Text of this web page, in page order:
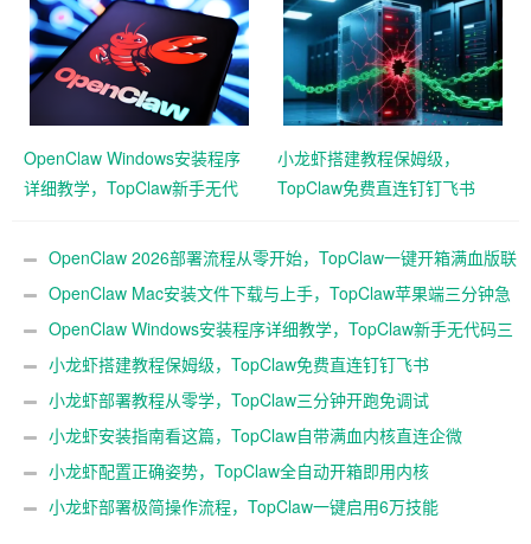
OpenClaw Windows安装程序
详细教学，TopClaw新手无代
小龙虾搭建教程保姆级，
TopClaw免费直连钉钉飞书
OpenClaw 2026部署流程从零开始，TopClaw一键开箱满血版联
动企微OpenClaw Mac安装文件下载与上手，TopClaw苹果端三分钟急
速本地起用
OpenClaw Windows安装程序详细教学，TopClaw新手无代码三
分钟搭好
小龙虾搭建教程保姆级，TopClaw免费直连钉钉飞书
小龙虾部署教程从零学，TopClaw三分钟开跑免调试
小龙虾安装指南看这篇，TopClaw自带满血内核直连企微
小龙虾配置正确姿势，TopClaw全自动开箱即用内核
小龙虾部署极简操作流程，TopClaw一键启用6万技能